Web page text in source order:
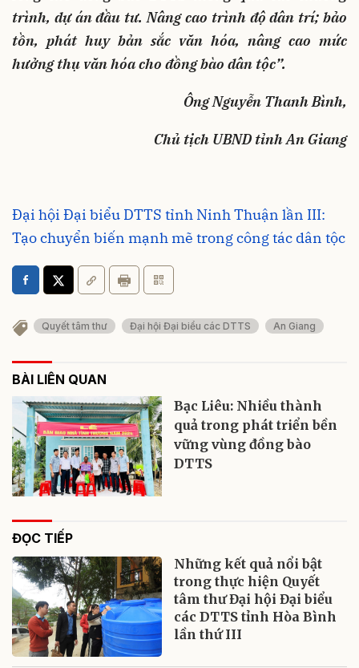
trình, dự án đầu tư. Nâng cao trình độ dân trí; bảo
tồn, phát huy bản sắc văn hóa, nâng cao mức
hưởng thụ văn hóa cho đồng bào dân tộc”.
Ông Nguyễn Thanh Bình,
Chủ tịch UBND tỉnh An Giang
Đại hội Đại biểu DTTS tỉnh Ninh Thuận lần III:
Tạo chuyển biến mạnh mẽ trong công tác dân tộc
Quyết tâm thư Đại hội Đại biểu các DTTS An Giang
BÀI LIÊN QUAN
Bạc Liêu: Nhiều thành
quả trong phát triển bền
vững vùng đồng bào
DTTS
ĐỌC TIẾP
Những kết quả nổi bật
trong thực hiện Quyết
tâm thư Đại hội Đại biểu
các DTTS tỉnh Hòa Bình
lần thứ III